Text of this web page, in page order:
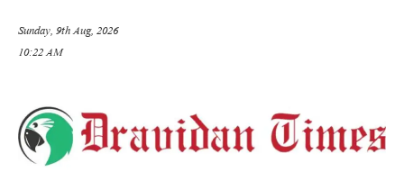
Sunday, 9th Aug, 2026
10:22 AM